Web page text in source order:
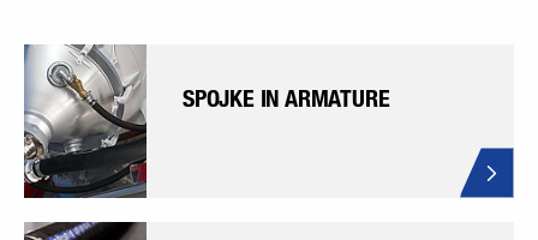
SPOJKE IN ARMATURE